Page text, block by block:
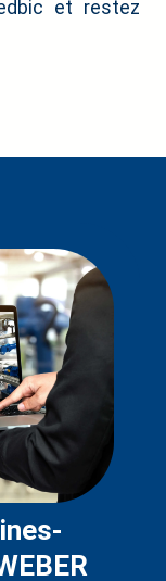
et restez